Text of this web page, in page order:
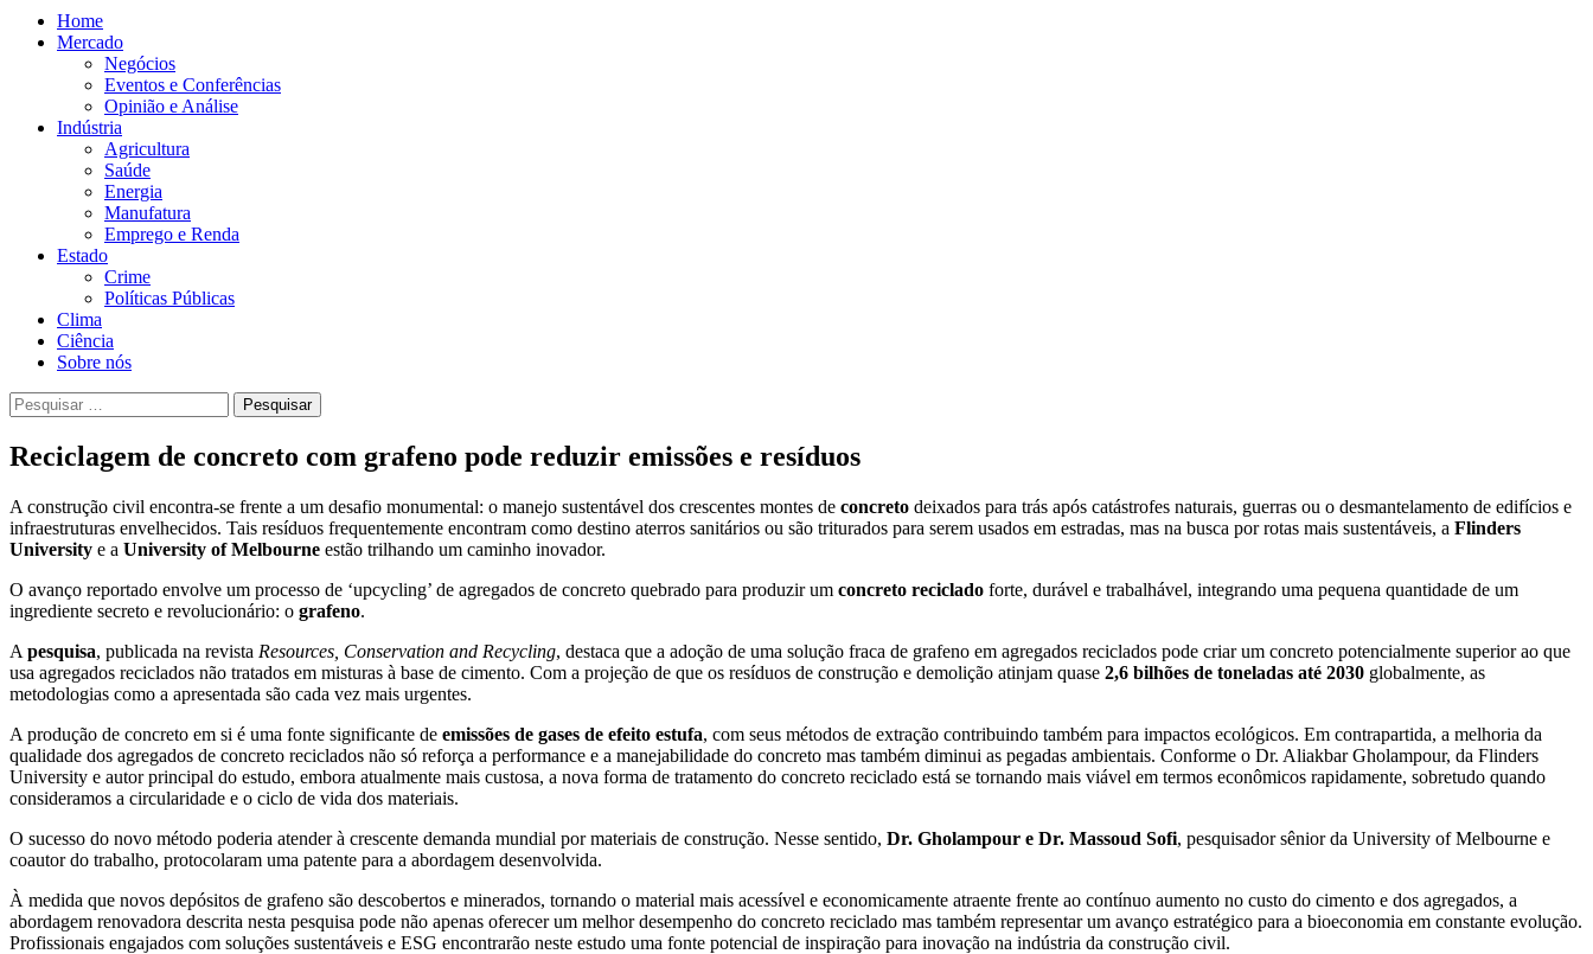
Home
Mercado
Negócios
Eventos e Conferências
Opinião e Análise
Indústria
Agricultura
Saúde
Energia
Manufatura
Emprego e Renda
Estado
Crime
Políticas Públicas
Clima
Ciência
Sobre nós
Pesquisar
por:
Reciclagem de concreto com grafeno pode reduzir emissões e resíduos
A construção civil encontra-se frente a um desafio monumental: o manejo sustentável dos crescentes montes de concreto deixados para trás após catástrofes naturais, guerras ou o desmantelamento de edifícios e
infraestruturas envelhecidos. Tais resíduos frequentemente encontram como destino aterros sanitários ou são triturados para serem usados em estradas, mas na busca por rotas mais sustentáveis, a Flinders
University e a University of Melbourne estão trilhando um caminho inovador.
O avanço reportado envolve um processo de ‘upcycling’ de agregados de concreto quebrado para produzir um concreto reciclado forte, durável e trabalhável, integrando uma pequena quantidade de um
ingrediente secreto e revolucionário: o grafeno.
A pesquisa, publicada na revista Resources, Conservation and Recycling, destaca que a adoção de uma solução fraca de grafeno em agregados reciclados pode criar um concreto potencialmente superior ao que
usa agregados reciclados não tratados em misturas à base de cimento. Com a projeção de que os resíduos de construção e demolição atinjam quase 2,6 bilhões de toneladas até 2030 globalmente, as
metodologias como a apresentada são cada vez mais urgentes.
A produção de concreto em si é uma fonte significante de emissões de gases de efeito estufa, com seus métodos de extração contribuindo também para impactos ecológicos. Em contrapartida, a melhoria da
qualidade dos agregados de concreto reciclados não só reforça a performance e a manejabilidade do concreto mas também diminui as pegadas ambientais. Conforme o Dr. Aliakbar Gholampour, da Flinders
University e autor principal do estudo, embora atualmente mais custosa, a nova forma de tratamento do concreto reciclado está se tornando mais viável em termos econômicos rapidamente, sobretudo quando
consideramos a circularidade e o ciclo de vida dos materiais.
O sucesso do novo método poderia atender à crescente demanda mundial por materiais de construção. Nesse sentido, Dr. Gholampour e Dr. Massoud Sofi, pesquisador sênior da University of Melbourne e
coautor do trabalho, protocolaram uma patente para a abordagem desenvolvida.
À medida que novos depósitos de grafeno são descobertos e minerados, tornando o material mais acessível e economicamente atraente frente ao contínuo aumento no custo do cimento e dos agregados, a
abordagem renovadora descrita nesta pesquisa pode não apenas oferecer um melhor desempenho do concreto reciclado mas também representar um avanço estratégico para a bioeconomia em constante evolução.
Profissionais engajados com soluções sustentáveis e ESG encontrarão neste estudo uma fonte potencial de inspiração para inovação na indústria da construção civil.